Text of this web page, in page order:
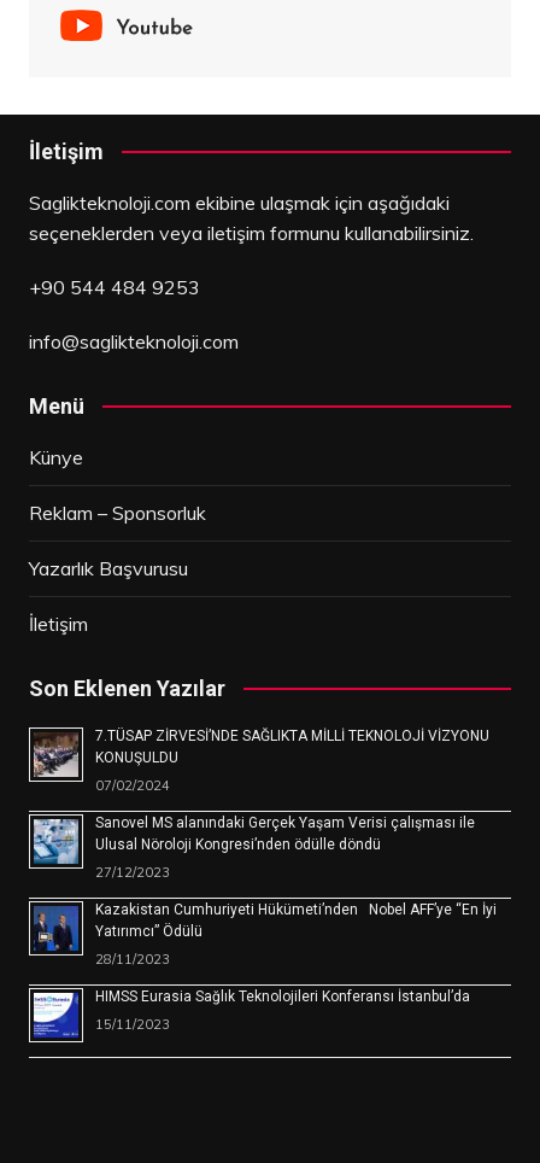
İletişim
Saglikteknoloji.com ekibine ulaşmak için aşağıdaki
seçeneklerden veya iletişim formunu kullanabilirsiniz.
+90 544 484 9253
info@saglikteknoloji.com
Menü
Künye
Reklam – Sponsorluk
Yazarlık Başvurusu
İletişim
Son Eklenen Yazılar
7.TÜSAP ZİRVESİ’NDE SAĞLIKTA MİLLİ TEKNOLOJİ VİZYONU
KONUŞULDU
07/02/2024
Sanovel MS alanındaki Gerçek Yaşam Verisi çalışması ile
Ulusal Nöroloji Kongresi’nden ödülle döndü
27/12/2023
Kazakistan Cumhuriyeti Hükümeti’nden Nobel AFF’ye “En İyi
Yatırımcı” Ödülü
28/11/2023
HIMSS Eurasia Sağlık Teknolojileri Konferansı İstanbul’da
15/11/2023